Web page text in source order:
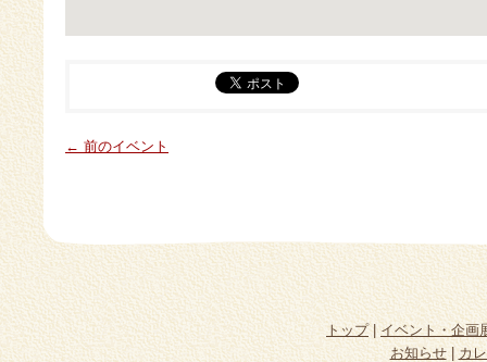
← 前のイベント
トップ|イベント・企画
お知らせ|カ